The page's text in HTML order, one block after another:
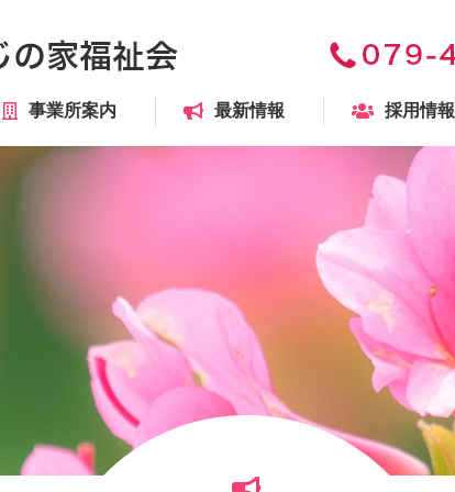
事業所案内 最新情報 採用情報